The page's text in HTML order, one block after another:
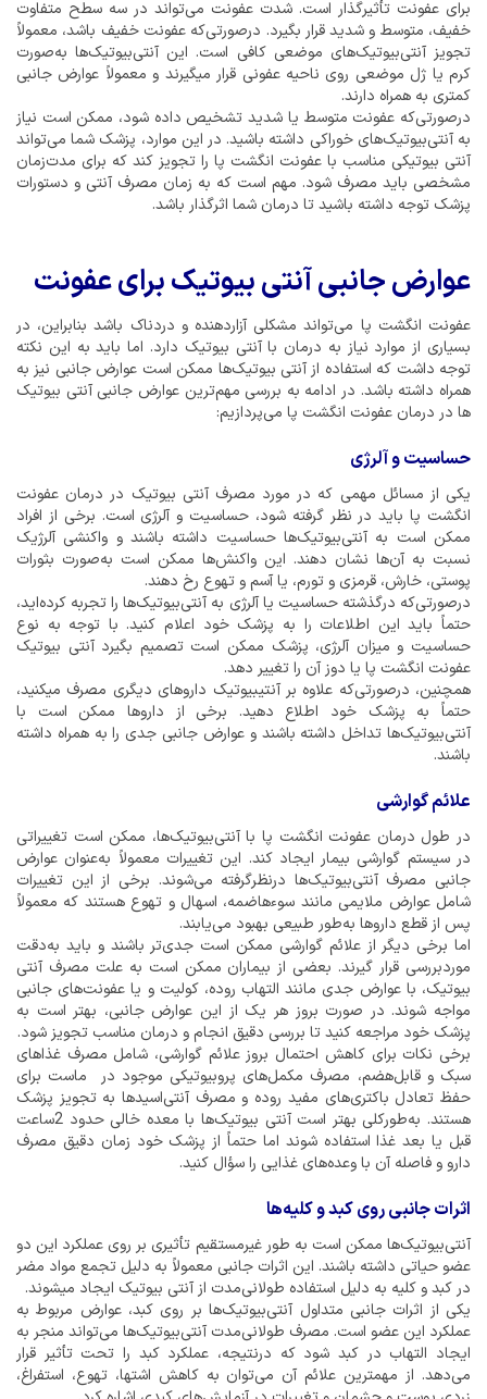
برای عفونت تأثیرگذار است. شدت عفونت می‌تواند در سه سطح متفاوت
خفیف، متوسط و شدید قرار بگیرد. درصورتی‌که عفونت خفیف باشد، معمولاً
تجویز آنتی‌بیوتیک‌های موضعی کافی است. این آنتی‌بیوتیک‌ها به‌صورت
کرم یا ژل موضعی روی ناحیه عفونی قرار میگیرند و معمولاً عوارض جانبی
کمتری به همراه دارند.
درصورتی‌که عفونت متوسط یا شدید تشخیص داده شود، ممکن است نیاز
به آنتی‌بیوتیک‌های خوراکی داشته باشید. در این موارد، پزشک شما می‌تواند
آنتی بیوتیکی مناسب با عفونت انگشت پا را تجویز کند که برای مدت‌زمان
مشخصی باید مصرف شود. مهم است که به زمان مصرف آنتی و دستورات
پزشک توجه داشته باشید تا درمان شما اثرگذار باشد.
عوارض جانبی آنتی بیوتیک برای عفونت
عفونت انگشت پا می‌تواند مشکلی آزاردهنده و دردناک باشد بنابراین، در
بسیاری از موارد نیاز به درمان با آنتی بیوتیک دارد. اما باید به این نکته
توجه داشت که استفاده از آنتی بیوتیک‌ها ممکن است عوارض جانبی نیز به
همراه داشته باشد. در ادامه به بررسی مهم‌ترین عوارض جانبی آنتی بیوتیک
ها در درمان عفونت انگشت پا می‌پردازیم:
حساسیت و آلرژی
یکی از مسائل مهمی که در مورد مصرف آنتی بیوتیک در درمان عفونت
انگشت پا باید در نظر گرفته شود، حساسیت و آلرژی است. برخی از افراد
ممکن است به آنتی‌بیوتیک‌ها حساسیت داشته باشند و واکنشی آلرژیک
نسبت به آن‌ها نشان دهند. این واکنش‌ها ممکن است به‌صورت بثورات
پوستی، خارش، قرمزی و تورم، یا آسم و تهوع رخ دهند.
درصورتی‌که درگذشته حساسیت یا آلرژی به آنتی‌بیوتیک‌ها را تجربه کرده‌اید،
حتماً باید این اطلاعات را به پزشک خود اعلام کنید. با توجه به نوع
حساسیت و میزان آلرژی، پزشک ممکن است تصمیم بگیرد آنتی بیوتیک
عفونت انگشت پا یا دوز آن را تغییر دهد.
همچنین، درصورتی‌که علاوه بر آنتیبیوتیک داروهای دیگری مصرف میکنید،
حتماً به پزشک خود اطلاع دهید. برخی از داروها ممکن است با
آنتی‌بیوتیک‌ها تداخل داشته باشند و عوارض جانبی جدی را به همراه داشته
باشند.
علائم گوارشی
در طول درمان عفونت انگشت پا با آنتی‌بیوتیک‌ها، ممکن است تغییراتی
در سیستم گوارشی بیمار ایجاد کند. این تغییرات معمولاً به‌عنوان عوارض
جانبی مصرف آنتی‌بیوتیک‌ها درنظرگرفته می‌شوند. برخی از این تغییرات
شامل عوارض ملایمی مانند سوءهاضمه، اسهال و تهوع هستند که معمولاً
پس از قطع داروها به‌طور طبیعی بهبود می‌یابند.
اما برخی دیگر از علائم گوارشی ممکن است جدی‌تر باشند و باید به‌دقت
موردبررسی قرار گیرند. بعضی از بیماران ممکن است به علت مصرف آنتی
بیوتیک، با عوارض جدی مانند التهاب روده، کولیت و یا عفونت‌های جانبی
مواجه شوند. در صورت بروز هر یک از این عوارض جانبی، بهتر است به
پزشک خود مراجعه کنید تا بررسی دقیق انجام و درمان مناسب تجویز شود.
برخی نکات برای کاهش احتمال بروز علائم گوارشی، شامل مصرف غذاهای
سبک و قابل‌هضم، مصرف مکمل‌های پروبیوتیکی موجود در ماست برای
حفظ تعادل باکتری‌های مفید روده و مصرف آنتی‌اسیدها به تجویز پزشک
هستند. به‌طورکلی بهتر است آنتی بیوتیک‌ها با معده خالی حدود 2ساعت
قبل یا بعد غذا استفاده شوند اما حتماً از پزشک خود زمان دقیق مصرف
دارو و فاصله آن با وعده‌های غذایی را سؤال کنید.
اثرات جانبی روی کبد و کلیه‌ها
آنتی‌بیوتیک‌ها ممکن است به‌ طور غیرمستقیم تأثیری بر روی عملکرد این دو
عضو حیاتی داشته باشند. این اثرات جانبی معمولاً به دلیل تجمع مواد مضر
در کبد و کلیه به دلیل استفاده طولانی‌مدت از آنتی بیوتیک ایجاد میشوند.
یکی از اثرات جانبی متداول آنتی‌بیوتیک‌ها بر روی کبد، عوارض مربوط به
عملکرد این عضو است. مصرف طولانی‌مدت آنتی‌بیوتیک‌ها می‌تواند منجر به
ایجاد التهاب در کبد شود که درنتیجه، عملکرد کبد را تحت تأثیر قرار
می‌دهد. از مهمترین علائم آن می‌توان به کاهش اشتها، تهوع، استفراغ،